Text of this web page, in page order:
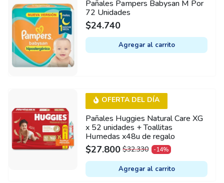
Pañales Pampers Babysan M Por
72 Unidades
$24.740
Agregar al carrito
Pañales Huggies Natural Care XG
x 52 unidades + Toallitas
Humedas x48u de regalo
OFERTA DEL DÍA
$32.330
ORIGINAL
PRICE
WAS:
$27.800
CURRENT
PRICE
IS:
-14%
Agregar al carrito